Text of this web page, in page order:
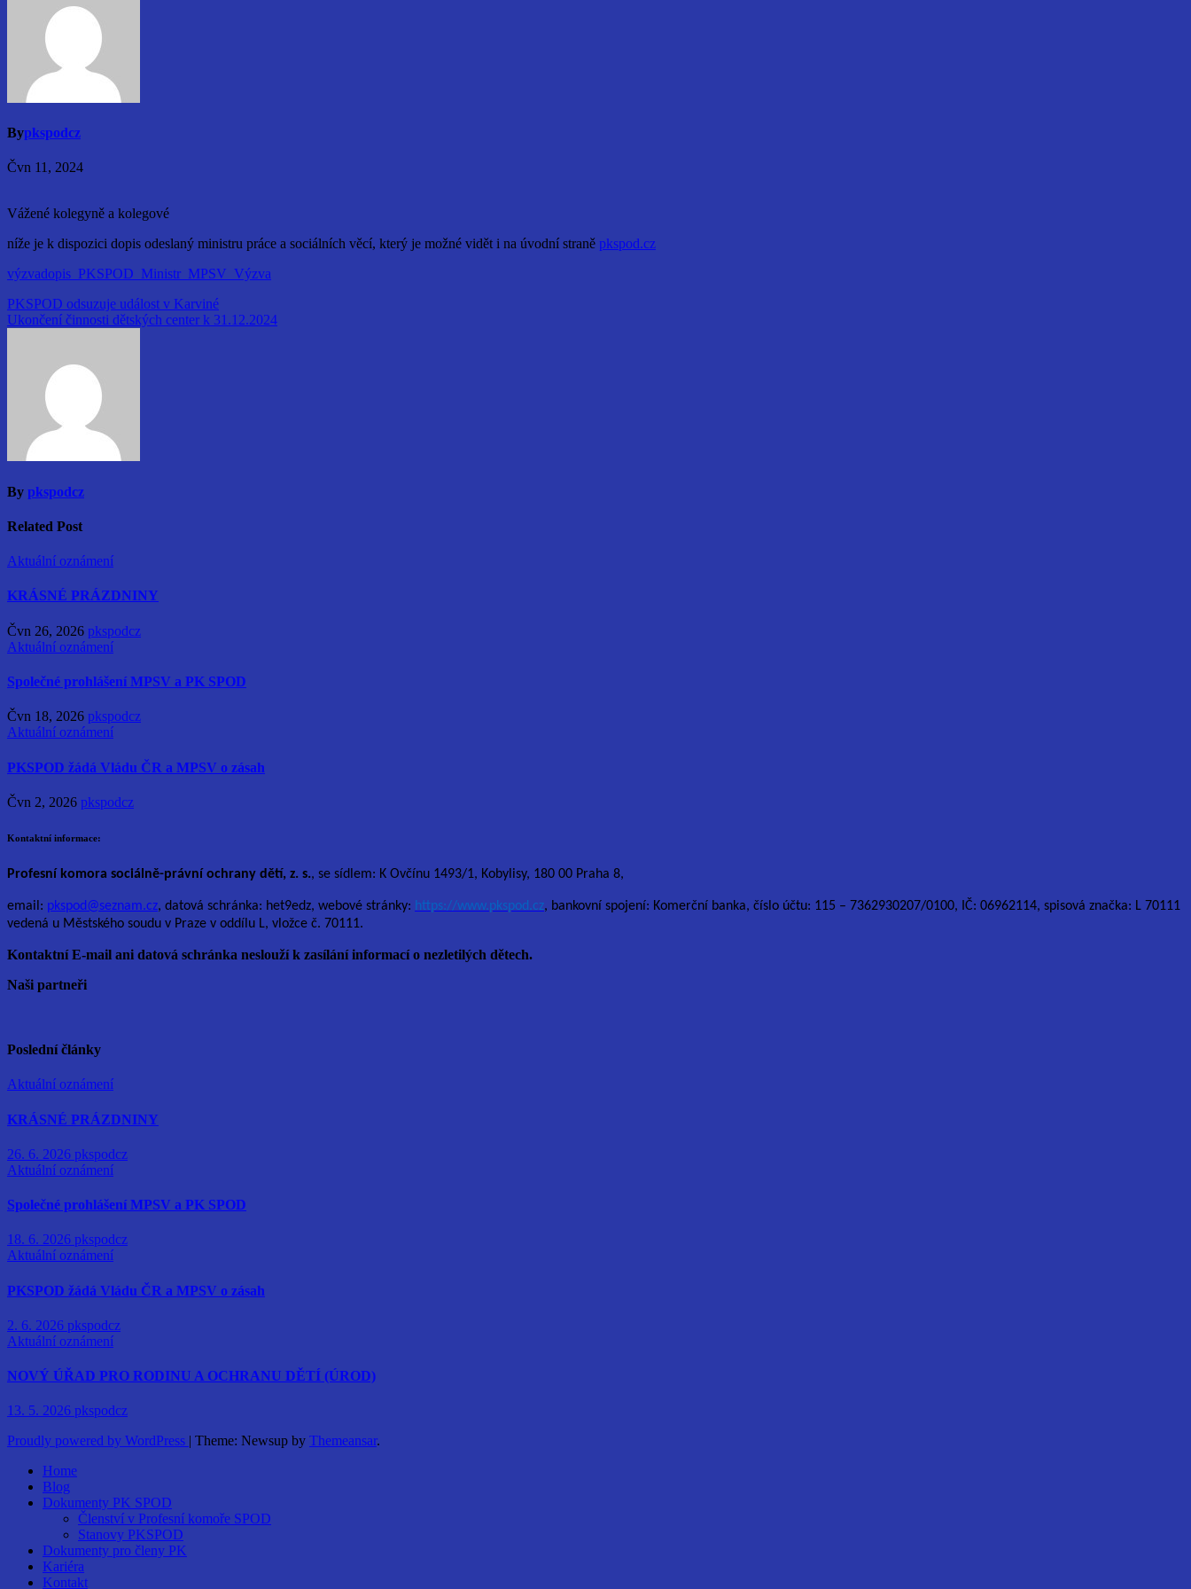
Bypkspodcz
Čvn 11, 2024
Vážené kolegyně a kolegové
níže je k dispozici dopis odeslaný ministru práce a sociálních věcí, který je možné vidět i na úvodní straně pkspod.cz
výzvadopis_PKSPOD_Ministr_MPSV_Výzva
Navigace
pro
PKSPOD odsuzuje událost v Karviné
Ukončení činnosti dětských center k 31.12.2024
By pkspodcz
Related Post
Aktuální oznámení
KRÁSNÉ PRÁZDNINY
Čvn 26, 2026 pkspodcz
Aktuální oznámení
Společné prohlášení MPSV a PK SPOD
Čvn 18, 2026 pkspodcz
Aktuální oznámení
PKSPOD žádá Vládu ČR a MPSV o zásah
Čvn 2, 2026 pkspodcz
Kontaktní informace:
Profesní komora sociálně-právní ochrany dětí, z. s., se sídlem: K Ovčínu 1493/1, Kobylisy, 180 00 Praha 8,
email: pkspod@seznam.cz, datová schránka: het9edz, webové stránky: https://www.pkspod.cz, bankovní spojení: Komerční banka, číslo účtu: 115 – 7362930207/0100, IČ: 06962114, spisová značka: L 70111
vedená u Městského soudu v Praze v oddílu L, vložce č. 70111.
Kontaktní E-mail ani datová schránka neslouží k zasílání informací o nezletilých dětech.
Naši partneři
Poslední články
Aktuální oznámení
KRÁSNÉ PRÁZDNINY
26. 6. 2026 pkspodcz
Aktuální oznámení
Společné prohlášení MPSV a PK SPOD
18. 6. 2026 pkspodcz
Aktuální oznámení
PKSPOD žádá Vládu ČR a MPSV o zásah
2. 6. 2026 pkspodcz
Aktuální oznámení
NOVÝ ÚŘAD PRO RODINU A OCHRANU DĚTÍ (ÚROD)
13. 5. 2026 pkspodcz
Proudly powered by WordPress | Theme: Newsup by Themeansar.
Home
Blog
Dokumenty PK SPOD
Členství v Profesní komoře SPOD
Stanovy PKSPOD
Dokumenty pro členy PK
Kariéra
Kontakt